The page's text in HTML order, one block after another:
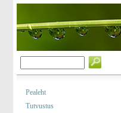
Pealeht
Tutvustus